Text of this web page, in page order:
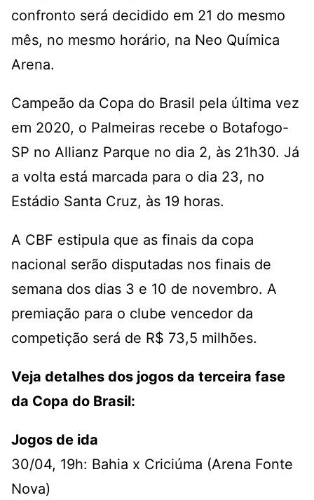
confronto será decidido em 21 do mesmo
mês, no mesmo horário, na Neo Química
Arena.
Campeão da Copa do Brasil pela última vez
em 2020, o Palmeiras recebe o Botafogo-
SP no Allianz Parque no dia 2, às 21h30. Já
a volta está marcada para o dia 23, no
Estádio Santa Cruz, às 19 horas.
A CBF estipula que as finais da copa
nacional serão disputadas nos finais de
semana dos dias 3 e 10 de novembro. A
premiação para o clube vencedor da
competição será de R$ 73,5 milhões.
Veja detalhes dos jogos da terceira fase
da Copa do Brasil:
Jogos de ida
30/04, 19h: Bahia x Criciúma (Arena Fonte
Nova)